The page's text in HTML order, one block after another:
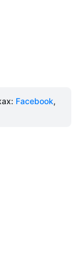
Facebook,